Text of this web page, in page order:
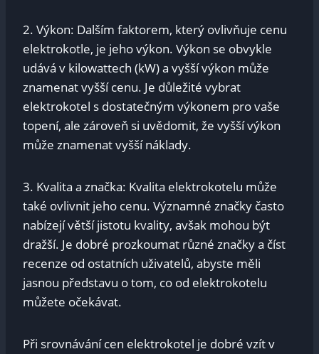
2. Výkon: Dalším faktorem, který ovlivňuje cenu
elektrokotle, je jeho výkon. Výkon se obvykle
udává v kilowattech (kW) a vyšší výkon může
znamenat vyšší cenu. Je důležité vybrat
elektrokotel s dostatečným výkonem pro vaše
topení, ale zároveň si uvědomit, že vyšší výkon
může znamenat vyšší náklady.
3. Kvalita a značka: Kvalita elektrokotelu může
také ovlivnit jeho cenu. Významné značky často
nabízejí větší jistotu kvality, avšak mohou být
dražší. Je dobré prozkoumat různé značky a číst
recenze od ostatních uživatelů, abyste měli
jasnou představu o tom, co od elektrokotelu
můžete očekávat.
Při srovnávání cen elektrokotel je dobré vzít v